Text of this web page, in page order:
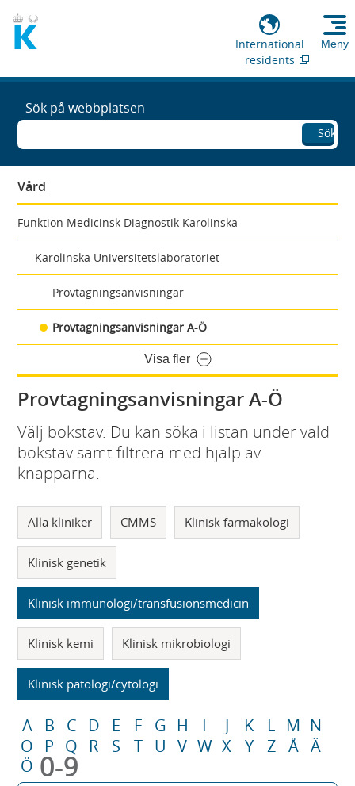
International
residents
Meny
Sök på webbplatsen
Sök
Vård
Funktion Medicinsk Diagnostik Karolinska
Karolinska Universitetslaboratoriet
Provtagningsanvisningar
Provtagningsanvisningar A-Ö
Visa fler
Provtagningsanvisningar A-Ö
Välj bokstav. Du kan söka i listan under vald
bokstav samt filtrera med hjälp av
knapparna.
Alla kliniker CMMS Klinisk farmakologi
Klinisk genetik
Klinisk immunologi/transfusionsmedicin
Klinisk kemi Klinisk mikrobiologi
Klinisk patologi/cytologi
A B C D E F G H I J K L M N
O
P Q R S T U V W X Y Z Å Ä
Ö 0-9